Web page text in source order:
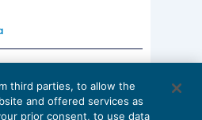
professionali: le
third parties, to allow the
and offered services as
prior consent, to use data